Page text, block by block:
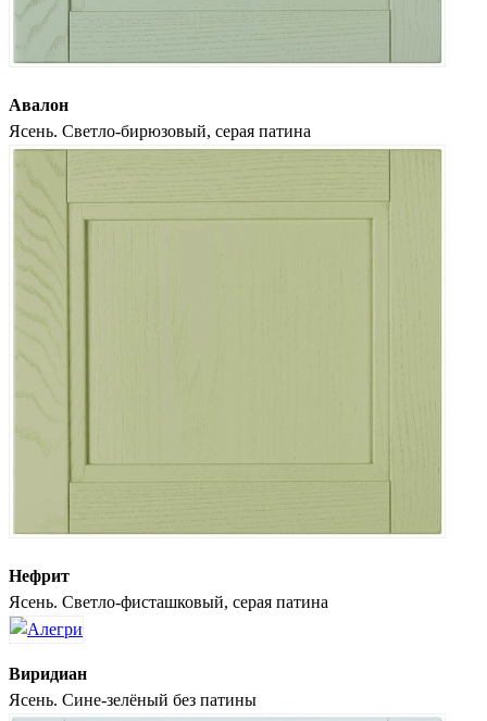
Авалон
Ясень. Светло-бирюзовый, серая патина
Нефрит
Ясень. Светло-фисташковый, серая патина
Виридиан
Ясень. Сине-зелёный без патины